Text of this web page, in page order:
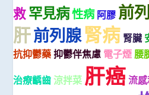
救罕見病性病 阿膠 前
肝前列腺腎病 腎臟
抗抑鬱藥 抑鬱伴焦慮 電子煙 腰
治療齲齒 涼拌菜 肝癌 流